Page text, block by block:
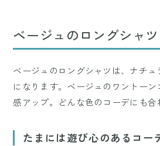
ベージュのロングシャ
ベージュのロングシャツは、ナチ
になります。ベージュのワントー
感アップ。どんな色のコーデにも合
たまには遊び心のあるコー